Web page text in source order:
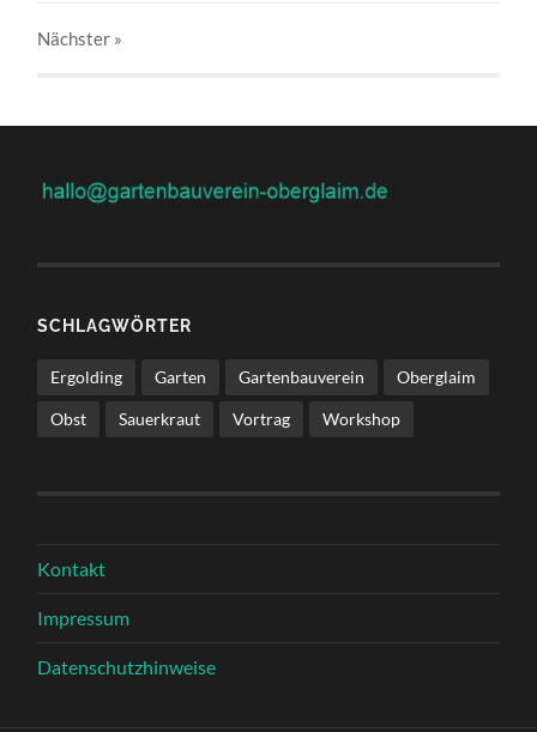
Nächster »
SCHLAGWÖRTER
Ergolding Garten Gartenbauverein Oberglaim
Obst Sauerkraut Vortrag Workshop
Kontakt
Impressum
Datenschutzhinweise